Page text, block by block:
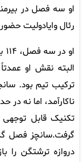
رئال وایادولیت
البته نقش او
ترکیب تیم بود.
ناکارآمد، اما نه در
گرفت.سانچز فصل
دروازه ترشتگن را